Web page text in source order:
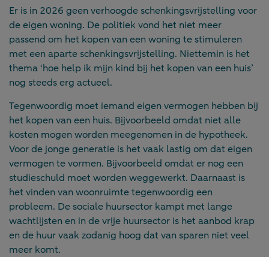
Er is in 2026 geen verhoogde schenkingsvrijstelling voor
de eigen woning. De politiek vond het niet meer
passend om het kopen van een woning te stimuleren
met een aparte schenkingsvrijstelling. Niettemin is het
thema ‘hoe help ik mijn kind bij het kopen van een huis’
nog steeds erg actueel.
Tegenwoordig moet iemand eigen vermogen hebben bij
het kopen van een huis. Bijvoorbeeld omdat niet alle
kosten mogen worden meegenomen in de hypotheek.
Voor de jonge generatie is het vaak lastig om dat eigen
vermogen te vormen. Bijvoorbeeld omdat er nog een
studieschuld moet worden weggewerkt. Daarnaast is
het vinden van woonruimte tegenwoordig een
probleem. De sociale huursector kampt met lange
wachtlijsten en in de vrije huursector is het aanbod krap
en de huur vaak zodanig hoog dat van sparen niet veel
meer komt.